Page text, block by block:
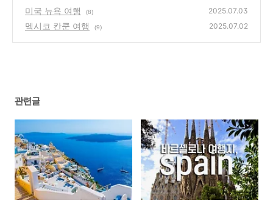
미국 뉴욕 여행 (8) 2025.07.03
멕시코 칸쿤 여행 (9) 2025.07.02
관련글